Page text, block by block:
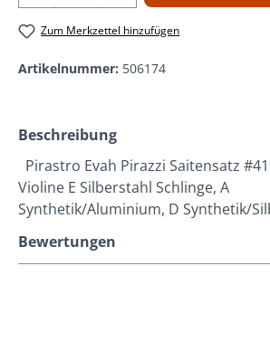
Zum Merkzettel hinzufügen
Artikelnummer: 506174
Beschreibung
Pirastro Evah Pirazzi Saitensatz
Violine E Silberstahl Schlinge, A
Synthetik/Aluminium, D Synthetik/
Bewertungen